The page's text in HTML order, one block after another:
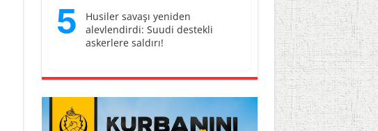
5
Husiler savaşı yeniden
alevlendirdi: Suudi destekli
askerlere saldırı!